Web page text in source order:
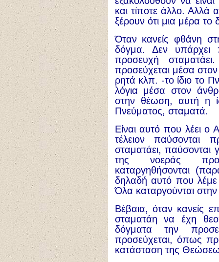
και τίποτε άλλο. Αλλά
ξέρουν ότι μια μέρα
Όταν κανείς φθάνη
δόγμα. Δεν
προσευχή
προσεύχεται μέσα
ρητά κλπ. -το ίδιο το
λόγια μέσα στον
στην θέωση, αυτή η
Πνεύματος, σταματά.
Είναι αυτό που λέει
τέλειον παύσονται
σταματάει, παύσονται
της νοεράς
καταργηθήσονται
δηλαδή αυτό που
Όλα καταργούνται
Βέβαια, όταν κανείς
σταματάη να έχη
δόγματα την
προσεύχεται, όπως
κατάσταση της